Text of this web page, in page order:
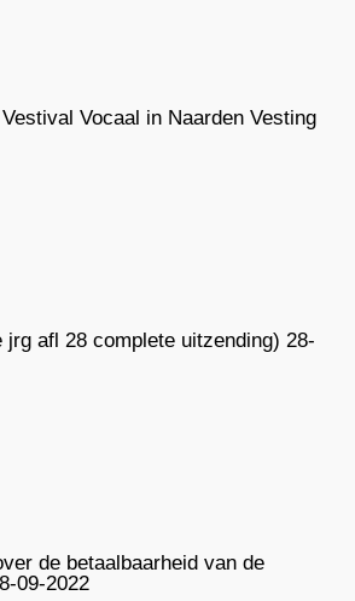
Vocaal in Naarden Vesting
jrg afl 28 complete uitzending) 28-
de betaalbaarheid van de
09-2022